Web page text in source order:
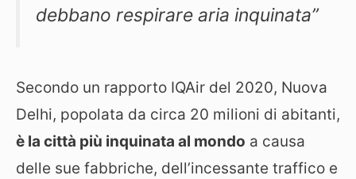
debbano respirare aria inquinata”
Secondo un rapporto IQAir del 2020, Nuova
Delhi, popolata da circa 20 milioni di abitanti,
è la città più inquinata al mondo a causa
delle sue fabbriche, dell’incessante traffico e